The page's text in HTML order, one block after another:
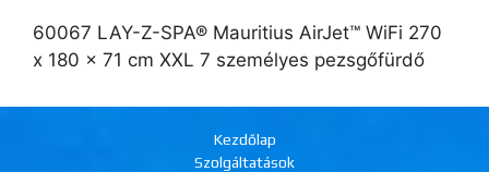
60067 LAY-Z-SPA® Mauritius AirJet™ WiFi 270
x 180 x 71 cm XXL 7 személyes pezsgőfürdő
Kezdőlap
Szolgáltatások